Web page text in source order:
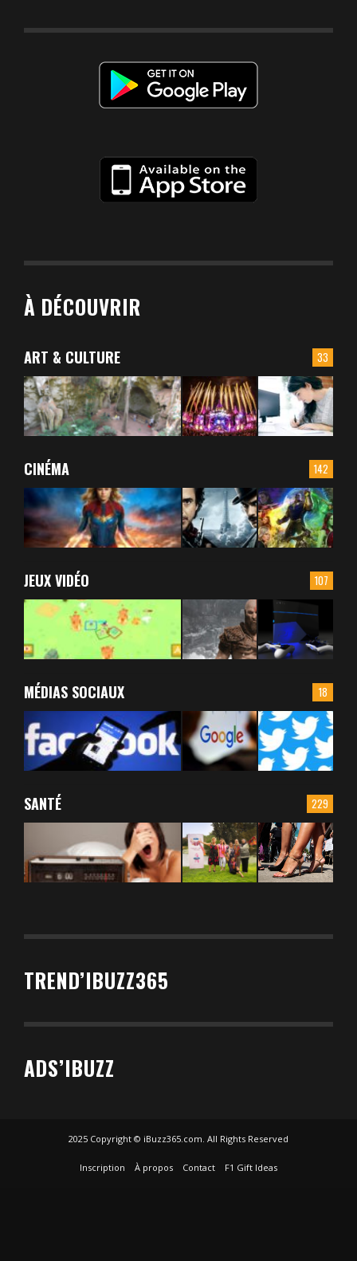
À DÉCOUVRIR
33
ART & CULTURE
142
CINÉMA
107
JEUX VIDÉO
18
MÉDIAS SOCIAUX
229
SANTÉ
TREND’IBUZZ365
ADS’IBUZZ
2025 Copyright © iBuzz365.com. All Rights Reserved
Inscription À propos Contact F1 Gift Ideas